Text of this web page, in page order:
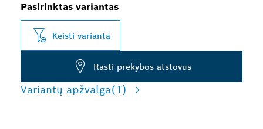
Pasirinktas variantas
Keisti variantą
Rasti prekybos atstovus
Variantų apžvalga(1)